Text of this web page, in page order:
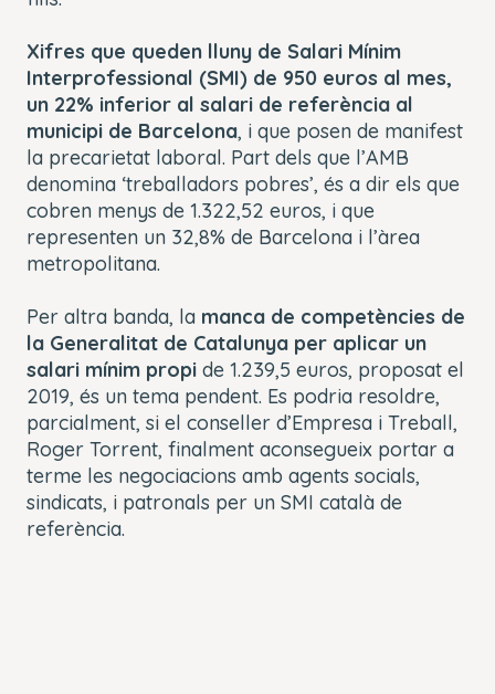
Xifres que queden lluny de Salari Mínim
Interprofessional (SMI) de 950 euros al mes,
un 22% inferior al salari de referència al
municipi de Barcelona, i que posen de manifest
la precarietat laboral. Part dels que l’AMB
denomina ‘treballadors pobres’, és a dir els que
cobren menys de 1.322,52 euros, i que
representen un 32,8% de Barcelona i l’àrea
metropolitana.
Per altra banda, la manca de competències de
la Generalitat de Catalunya per aplicar un
salari mínim propi de 1.239,5 euros, proposat el
2019, és un tema pendent. Es podria resoldre,
parcialment, si el conseller d’Empresa i Treball,
Roger Torrent, finalment aconsegueix portar a
terme les negociacions amb agents socials,
sindicats, i patronals per un SMI català de
referència.